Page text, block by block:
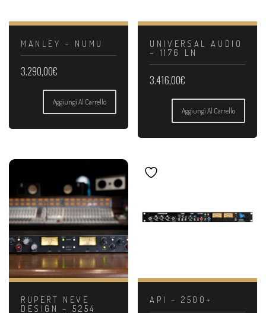
MANLEY – NUMU
3.290,00€
Aggiungi Al Carrello
UNIVERSAL AUDIO
– 1176 LN
3.416,00€
Aggiungi Al Carrello
RUPERT NEVE
DESIGN – 5254
API – 2500+